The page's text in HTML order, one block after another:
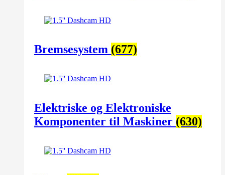
Bremsesystem (677)
Elektriske og Elektroniske
Komponenter til Maskiner (630)